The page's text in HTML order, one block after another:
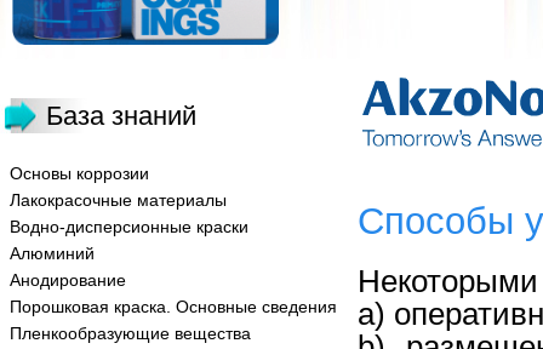
База знаний
Основы коррозии
Лакокрасочные материалы
Водно-дисперсионные краски
Алюминий
Анодирование
Порошковая краска. Основные сведения
Пленкообразующие вещества
Способы
a)